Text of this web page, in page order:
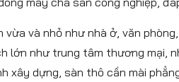
vừa và nhỏ như nhà ở, văn
lớn như trung tâm thương mại,
xây dựng, sàn thô cần mài